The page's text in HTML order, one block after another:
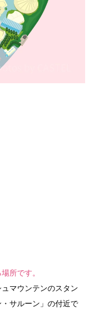
所です。
マウンテンのスタン
サルーン」の付近で